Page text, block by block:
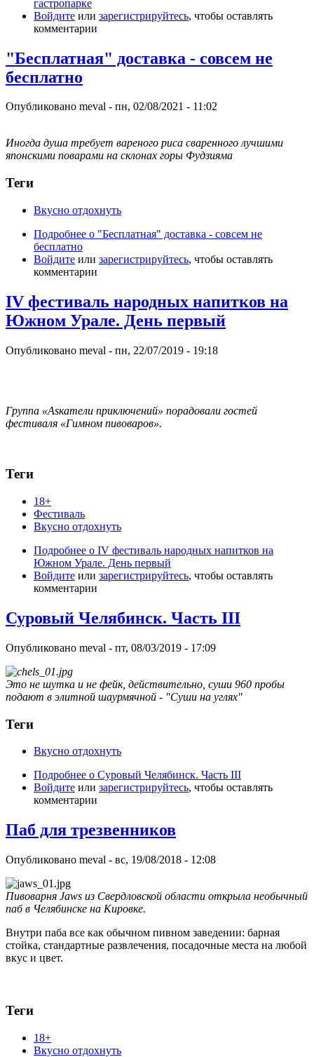
гастропарке
Войдите или зарегистрируйтесь, чтобы оставлять
комментарии
"Бесплатная" доставка - совсем не
бесплатно
Опубликовано meval - пн, 02/08/2021 - 11:02
Иногда душа требует вареного риса сваренного лучшими
японскими поварами на склонах горы Фудзияма
Теги
Вкусно отдохнуть
Подробнее о "Бесплатная" доставка - совсем не
бесплатно
Войдите или зарегистрируйтесь, чтобы оставлять
комментарии
IV фестиваль народных напитков на
Южном Урале. День первый
Опубликовано meval - пн, 22/07/2019 - 19:18
Группа «Asкатели приключений» порадовали гостей
фестиваля «Гимном пивоваров».
Теги
18+
Фестиваль
Вкусно отдохнуть
Подробнее о IV фестиваль народных напитков на
Южном Урале. День первый
Войдите или зарегистрируйтесь, чтобы оставлять
комментарии
Суровый Челябинск. Часть III
Опубликовано meval - пт, 08/03/2019 - 17:09
Это не шутка и не фейк, действительно, суши 960 пробы
подают в элитной шаурмячной - "Суши на углях"
Теги
Вкусно отдохнуть
Подробнее о Суровый Челябинск. Часть III
Войдите или зарегистрируйтесь, чтобы оставлять
комментарии
Паб для трезвенников
Опубликовано meval - вс, 19/08/2018 - 12:08
Пивоварня Jaws из Свердловской области открыла необычный
паб в Челябинске на Кировке.
Внутри паба все как обычном пивном заведении: барная
стойка, стандартные развлечения, посадочные места на любой
вкус и цвет.
Теги
18+
Вкусно отдохнуть